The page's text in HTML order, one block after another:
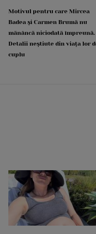
Motivul pentru care Mircea
Badea și Carmen Brumă nu
mănâncă niciodată împreună.
Detalii neștiute din viața lor
cuplu